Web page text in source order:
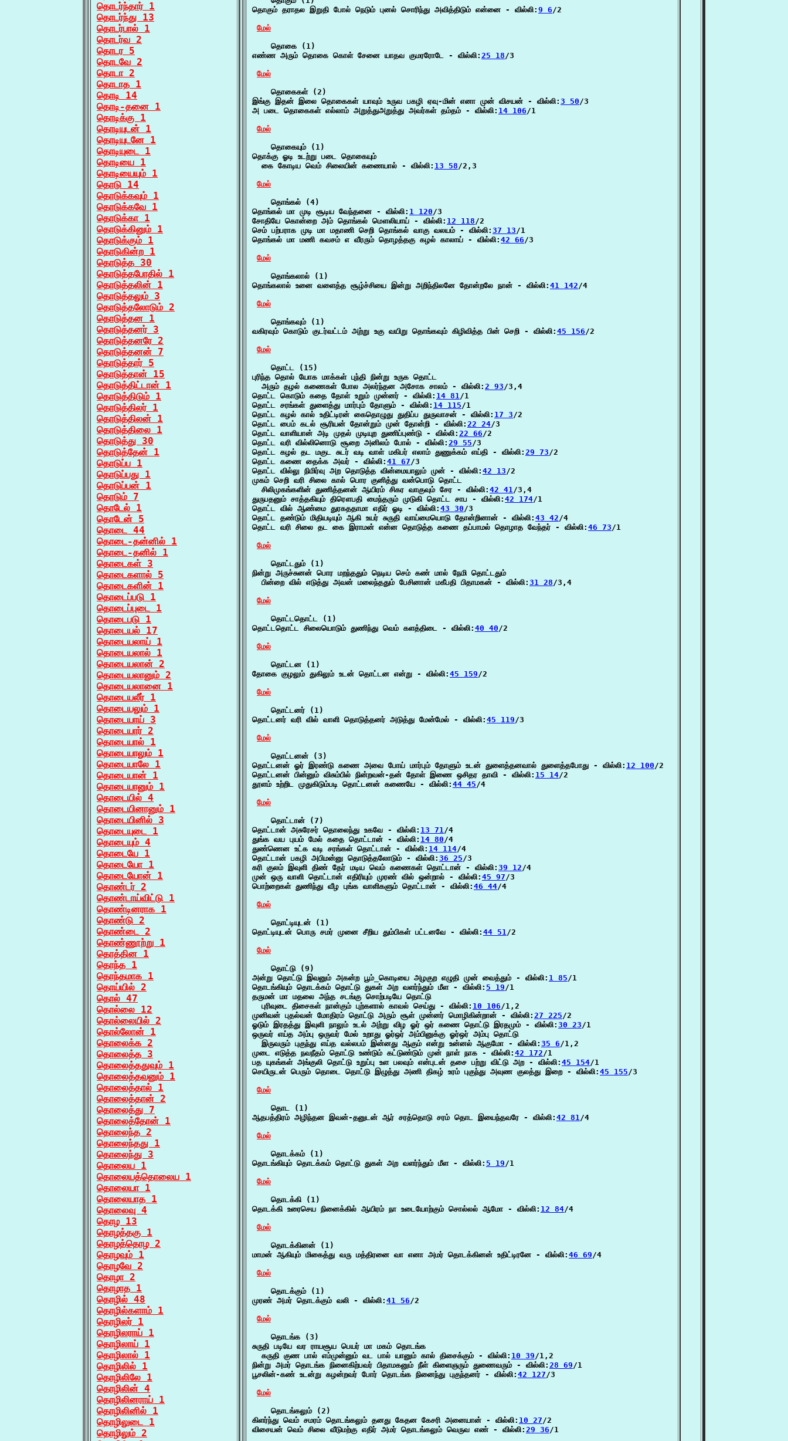
தொடர்ந்தார் 1
தொடர்ந்து 13
தொடர்பால் 1
தொடர்வ 2
தொடர 5
தொடவே 2
தொடா 2
தொடாத 1
தொடி 14
தொடி-தனை 1
தொடிக்கு 1
தொடியுடன் 1
தொடியுடனே 1
தொடியுடை 1
தொடியை 1
தொடியையும் 1
தொடு 14
தொடுக்கவும் 1
தொடுக்கவே 1
தொடுக்கா 1
தொடுக்கினும் 1
தொடுக்கும் 1
தொடுகின்ற 1
தொடுத்த 30
தொடுத்தபோதில் 1
தொடுத்தலின் 1
தொடுத்தலும் 3
தொடுத்தலோடும் 2
தொடுத்தன 1
தொடுத்தனர் 3
தொடுத்தனரே 2
தொடுத்தனன் 7
தொடுத்தார் 5
தொடுத்தான் 15
தொடுத்திட்டான் 1
தொடுத்திடும் 1
தொடுத்திலர் 1
தொடுத்திலன் 1
தொடுத்திலை 1
தொடுத்து 30
தொடுத்தேன் 1
தொடுப்ப 1
தொடுப்பது 1
தொடுப்பன் 1
தொடும் 7
தொடேல் 1
தொடேன் 5
தொடை 44
தொடை-தன்னில் 1
தொடை-தனில் 1
தொடைகள் 3
தொடைகளால் 5
தொடைகளின் 1
தொடைப்படு 1
தொடைப்புடை 1
தொடைபடு 1
தொடையல் 17
தொடையலாய் 1
தொடையலால் 1
தொடையலான் 2
தொடையலானும் 2
தொடையலானை 1
தொடையலீர் 1
தொடையலும் 1
தொடையாய் 3
தொடையார் 2
தொடையால் 1
தொடையாலும் 1
தொடையாலே 1
தொடையான் 1
தொடையானும் 1
தொடையில் 4
தொடையினானும் 1
தொடையினில் 3
தொடையுடை 1
தொடையும் 4
தொடையே 1
தொடையோ 1
தொடையோன் 1
தொண்டர் 2
தொண்டாய்விட்டு 1
தொண்டினராக 1
தொண்டு 2
தொண்டை 2
தொண்ணூற்று 1
தொத்தின 1
தொந்த 1
தொந்தமாக 1
தொய்யில் 2
தொல் 47
தொல்லை 12
தொல்லையில் 2
தொல்லோன் 1
தொலைக்க 2
தொலைத்த 3
தொலைத்ததுவும் 1
தொலைத்தவனும் 1
தொலைத்தால் 1
தொலைத்தான் 2
தொலைத்து 7
தொலைத்தோன் 1
தொலைந்த 2
தொலைந்தது 1
தொலைந்து 3
தொலைய 1
தொலையத்தொலைய 1
தொலையா 1
தொலையாத 1
தொலைவு 4
தொழ 13
தொழத்தகு 1
தொழத்தொழ 2
தொழவும் 1
தொழவே 2
தொழா 2
தொழாத 1
தொழில் 48
தொழில்களாம் 1
தொழிலர் 1
தொழிலராய் 1
தொழிலாய் 1
தொழிலால் 1
தொழிலில் 1
தொழிலிலே 1
தொழிலின் 4
தொழிலினராய் 1
தொழிலினில் 1
தொழிலுடை 1
தொழிலும் 2
தொகும் தராதல இறுதி போல் நெடும் புனல் சொரிந்து அவித்திடும் என்னை - வில்லி: 9 6/2
மேல்
    தொகை (1)
எண்ண அரும் தொகை கொள் சேனை யாதவ குமரரோடே - வில்லி: 25 18/3
மேல்
    தொகைகள் (2)
இங்கு இதன் இலை தொகைகள் யாவும் உருவ பகழி ஏவு-மின் எனா முன் விசயன் - வில்லி: 3 50/3
அ படை தொகைகள் எல்லாம் அறுத்துஅறுத்து அவர்கள் தம்தம் - வில்லி: 14 106/1
மேல்
    தொகையும் (1)
தொக்கு ஓடி உடற்று படை தொகையும்
  கை கோடிய வெம் சிலையின் கணையால் - வில்லி:
13 58/2,3
மேல்
    தொங்கல் (4)
தொங்கல் மா முடி சூடிய வேந்தனை - வில்லி: 1 120/3
சோதியே கொன்றை அம் தொங்கல் மௌலியாய் - வில்லி: 12 118/2
செம் பற்பராக முடி மா மதாணி செறி தொங்கல் வாகு வலயம் - வில்லி: 37 13/1
தொங்கல் மா மணி கவசம் எ வீரரும் தொழத்தகு கழல் காலாய் - வில்லி: 42 66/3
மேல்
    தொங்கலால் (1)
தொங்கலால் உனை வளைத்த சூழ்ச்சியை இன்று அறிந்திலனே தோன்றலே நான் - வில்லி: 41 142/4
மேல்
    தொங்கவும் (1)
வகிரவும் கொடும் குடர்வட்டம் அற்று உகு வயிறு தொங்கவும் கிழிவித்த பின் செறி - வில்லி: 45 156/2
மேல்
    தொட்ட (15)
புரிந்த தொல் யோக மாக்கள் புந்தி நின்று உருக தொட்ட
  அரும் தழல் கணைகள் போல அலர்ந்தன அசோக சாலம் - வில்லி:
2 93/3,4
தொட்ட கொடும் கதை தோள் உறும் முன்னர் - வில்லி: 14 81/1
தொட்ட சரங்கள் துளைத்து மார்பும் தோளும் - வில்லி: 14 115/1
தொட்ட கழல் கால் உதிட்டிரன் கைதொழுது துதிப்ப துருவாசன் - வில்லி: 17 3/2
தொட்ட பைம் கடல் சூரியன் தோன்றும் முன் தோன்றி - வில்லி: 22 24/3
தொட்ட வாளியான் அடி முதல் முடியுற துணிப்புண்டு - வில்லி: 22 66/2
தொட்ட வரி வில்லினொடு சூறை அனிலம் போல் - வில்லி: 29 55/3
தொட்ட கழல் தட மகுட சுடர் வடி வாள் மகிபர் எலாம் துணுக்கம் எய்தி - வில்லி: 29 73/2
தொட்ட கணை தைக்க அவர் - வில்லி: 41 67/3
தொட்ட வில்லு நிமிர்வு அற தொடுத்த வின்மையாலும் முன் - வில்லி: 42 13/2
முகம் செறி வரி சிலை கால் பொர குனித்து வன்பொடு தொட்ட
  சிலிமுகங்களின் துணித்தனன் ஆயிரம் சிகர வாகுவும் சேர - வில்லி:
42 41/3,4
துருபதனும் சாத்தகியும் திரௌபதி மைந்தரும் முடுகி தொட்ட சாப - வில்லி: 42 174/1
தொட்ட வில் ஆண்மை துரகததாமா எதிர் ஓடி - வில்லி: 43 30/3
தொட்ட தண்டும் மிதியடியும் ஆகி உயர் சுருதி வாய்மையொடு தோன்றினான் - வில்லி: 43 42/4
தொட்ட வரி சிலை தட கை இராமன் என்ன தொடுத்த கணை தப்பாமல் தொழாத வேந்தர் - வில்லி: 46 73/1
மேல்
    தொட்டதும் (1)
நின்று அருச்சுனன் பொர மறந்ததும் நெடிய செம் கண் மால் நேமி தொட்டதும்
  பின்றை வில் எடுத்து அவன் மலைந்ததும் பேசினான் மகீபதி பிதாமகன் - வில்லி:
31 28/3,4
மேல்
    தொட்டதொட்ட (1)
தொட்டதொட்ட சிலையொடும் துணிந்து வெம் களத்திடை - வில்லி: 40 40/2
மேல்
    தொட்டன (1)
தோகை குழலும் துகிலும் உடன் தொட்டன என்று - வில்லி: 45 159/2
மேல்
    தொட்டனர் (1)
தொட்டனர் வரி வில் வாளி தொடுத்தனர் அடுத்து மேன்மேல் - வில்லி: 45 119/3
மேல்
    தொட்டனன் (3)
தொட்டனன் ஓர் இரண்டு கணை அவை போய் மார்பும் தோளும் உடன் துளைத்தனவால் துளைத்தபோது - வில்லி: 12 100/2
தொட்டனன் பின்னும் விசும்பில் நின்றவன்-தன் தோள் இணை ஒசிதர தாவி - வில்லி: 15 14/2
தூளம் உற்றிட முதுகிடும்படி தொட்டனன் கணையே - வில்லி: 44 45/4
மேல்
    தொட்டான் (7)
தொட்டான் அசுரேசர் தொலைந்து உகவே - வில்லி: 13 71/4
துங்க வய புயம் மேல் கதை தொட்டான் - வில்லி: 14 80/4
துண்ணென உட்க வடி சரங்கள் தொட்டான் - வில்லி: 14 114/4
தொட்டான் பகழி அபிமன்னு தொடுத்தலோடும் - வில்லி: 36 25/3
கரி குலம் இவுளி திண் தேர் மடிய வெம் கணைகள் தொட்டான் - வில்லி: 39 12/4
முன் ஒரு வாளி தொட்டான் எதிரியும் முரண் வில் ஒன்றால் - வில்லி: 45 97/3
பொற்றைகள் துணிந்து வீழ புங்க வாளிகளும் தொட்டான் - வில்லி: 46 44/4
மேல்
    தொட்டியுடன் (1)
தொட்டியுடன் பொரு சமர் முனை சீறிய தும்பிகள் பட்டனவே - வில்லி: 44 51/2
மேல்
    தொட்டு (9)
அன்று தொட்டு இவனும் அகன்ற பூம்_கொடியை அழகுற எழுதி முன் வைத்தும் - வில்லி: 1 85/1
தொடங்கியும் தொடக்கம் தொட்டு துகள் அற வளர்ந்தும் மீள - வில்லி: 5 19/1
தருமன் மா மதலை அந்த சடங்கு சொற்படியே தொட்டு
  புரிவுடை திசைகள் நான்கும் புற்களால் காவல் செய்து - வில்லி:
10 106/1,2
முனிவன் புதல்வன் மோதிரம் தொட்டு அரும் சூள் முன்னர் மொழிகின்றான் - வில்லி: 27 225/2
ஓடும் இரதத்து இவுளி நாலும் உடல் அற்று விழ ஓர் ஒர் கணை தொட்டு இரதமும் - வில்லி: 30 23/1
ஒருவர் எய்த அம்பு ஒருவர் மேல் உறாது ஓர்ஒர் அம்பினுக்கு ஓர்ஒர் அம்பு தொட்டு
  இருவரும் புகுந்து எய்த வல்லபம் இன்னது ஆகும் என்று உன்னல் ஆகுமோ - வில்லி:
35 6/1,2
முடை எடுத்த நவநீதம் தொட்டு உண்டும் கட்டுண்டும் முன் நாள் நாக - வில்லி: 42 172/1
பத யுகங்கள் அங்குலி தொட்டு உறுப்பு உள பலவும் என்புடன் தசை பற்று விட்டு அற - வில்லி: 45 154/1
செயிருடன் பெரும் தொடை தொட்டு இழுத்து அணி திகழ் உரம் புகுந்து அவுண குலத்து இறை - வில்லி: 45 155/3
மேல்
    தொட (1)
ஆதபத்திரம் அழிந்தன இவன்-தனுடன் ஆர் சரத்தொடு சரம் தொட இயைந்தவரே - வில்லி: 42 81/4
மேல்
    தொடக்கம் (1)
தொடங்கியும் தொடக்கம் தொட்டு துகள் அற வளர்ந்தும் மீள - வில்லி: 5 19/1
மேல்
    தொடக்கி (1)
தொடக்கி உரைசெய நினைக்கில் ஆயிரம் நா உடையோற்கும் சொல்லல் ஆமோ - வில்லி: 12 84/4
மேல்
    தொடக்கினன் (1)
மாமன் ஆகியும் மிகைத்து வரு மத்திரனை வா எனா அமர் தொடக்கினன் உதிட்டிரனே - வில்லி: 46 69/4
மேல்
    தொடக்கும் (1)
முரண் அமர் தொடக்கும் வலி - வில்லி: 41 56/2
மேல்
    தொடங்க (3)
சுருதி படியே வர ராயசூய பெயர் மா மகம் தொடங்க
  கருதி குண பால் எம்முன்னும் வட பால் யானும் கால் திசைக்கும் - வில்லி:
10 39/1,2
நின்று அமர் தொடங்க நினைகிற்பவர் பிதாமகனும் நீள் கிளைஞரும் துணைவரும் - வில்லி: 28 69/1
பூசலின்-கண் உடன்று கழன்றவர் போர் தொடங்க நினைந்து புகுந்தனர் - வில்லி: 42 127/3
மேல்
    தொடங்கலும் (2)
கிளர்ந்து வெம் சமரம் தொடங்கலும் தனது கேதன கேசரி அனையான் - வில்லி: 10 27/2
விசையன் வெம் சிலை வீடுமற்கு எதிர் அமர் தொடங்கலும் வெருவ எண் - வில்லி: 29 36/1